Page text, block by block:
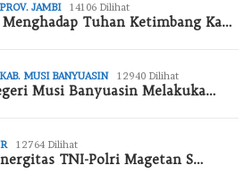
PROV. JAMBI 14106 Dilihat
Tuhan Ketimbang Ka…
KAB. MUSI BANYUASIN 12940 Dilihat
Musi Banyuasin Melakuka…
12764 Dilihat
TNI-Polri Magetan S…